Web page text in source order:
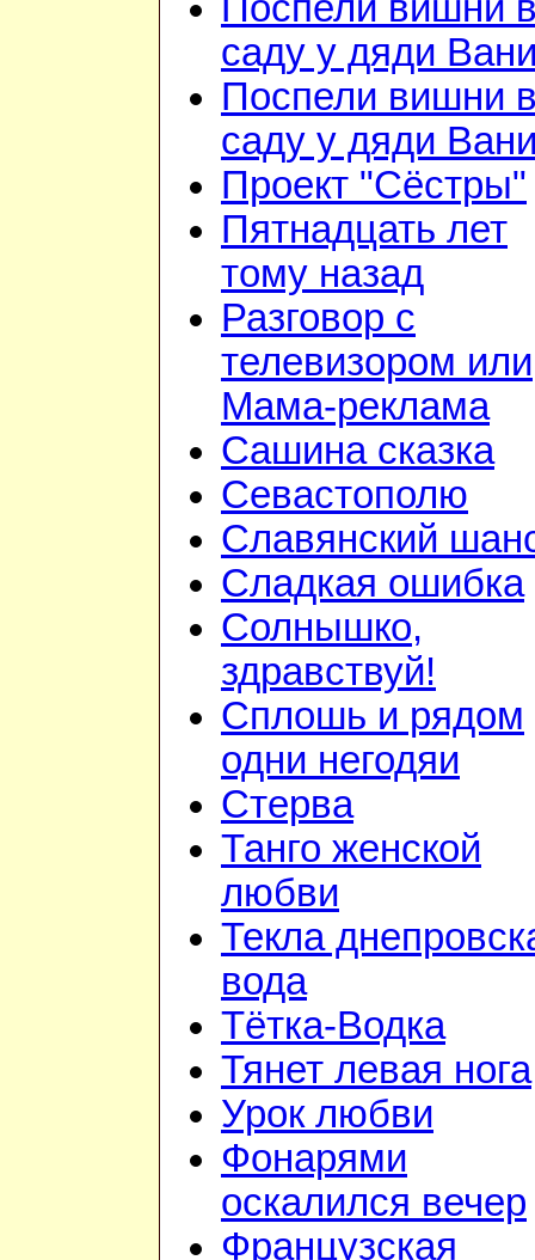
Поспели вишни
саду у дяди
Поспели вишни
саду у дяди
Проект "Сёстры"
Пятнадцать лет
тому назад
Разговор с
телевизором или
Мама-реклама
Сашина сказка
Севастополю
Славянский
Сладкая ошибка
Солнышко,
здравствуй!
Сплошь и рядом
одни негодяи
Стерва
Танго женской
любви
Текла
вода
Тётка-Водка
Тянет левая нога
Урок любви
Фонарями
оскалился вечер
Французская